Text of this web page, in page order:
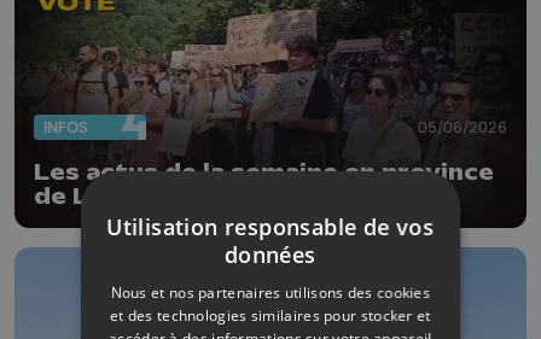
INFOS 05/06/2026
Les actus de la semaine en province
de Liège
Utilisation responsable de vos
données
Nous et nos partenaires utilisons des cookies
et des technologies similaires pour stocker et